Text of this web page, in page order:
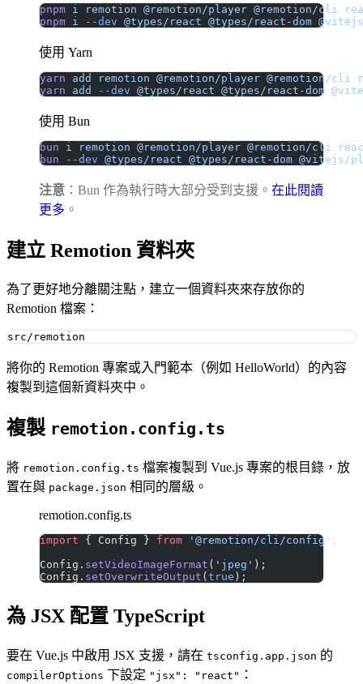
pnpm i remotion @remotion/player @remotion/cli
pnpm i --dev @types/react @types/react-dom
使用 Yarn
yarn add remotion @remotion/player @remotion/cli
yarn add --dev @types/react @types/react-dom
使用 Bun
bun i remotion @remotion/player @remotion/cli
bun --dev @types/react @types/react-dom @vitejs/
注意 ：Bun 作為執行時大部分受到支援。 在此閱讀
更多 。
建立 Remotion 資料夾
為了更好地分離關注點，建立一個資料夾來存放你的
Remotion 檔案：
將你的 Remotion 專案或入門範本（例如 HelloWorld）的內容
複製到這個新資料夾中。
複製 remotion.config.ts
將 remotion.config.ts 檔案複製到 Vue.js 專案的根目錄，放
置在與 package.json 相同的層級。
remotion.config.ts
import { Config } from '@remotion/cli/config' ;
Config. setVideoImageFormat ( 'jpeg' );
Config. setOverwriteOutput ( true );
為 JSX 配置 TypeScript
要在 Vue.js 中啟用 JSX 支援，請在 tsconfig.app.json 的
compilerOptions 下設定 "jsx": "react" ：